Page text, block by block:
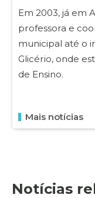
Em 2003, já em
professora e
municipal até o
Glicério, onde
de Ensino.
Mais notícias
Notícias